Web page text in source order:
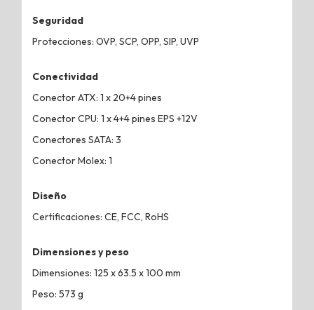
Seguridad
Protecciones: OVP, SCP, OPP, SIP, UVP
Conectividad
Conector ATX: 1 x 20+4 pines
Conector CPU: 1 x 4+4 pines EPS +12V
Conectores SATA: 3
Conector Molex: 1
Diseño
Certificaciones: CE, FCC, RoHS
Dimensiones y peso
Dimensiones: 125 x 63.5 x 100 mm
Peso: 573 g